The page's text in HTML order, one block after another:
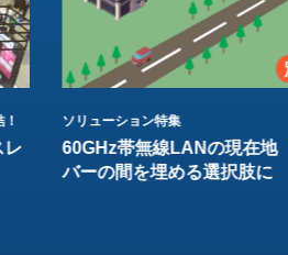
レ
ソリューション特集
60GHz帯無線LANの現在
バーの間を埋める選択肢に